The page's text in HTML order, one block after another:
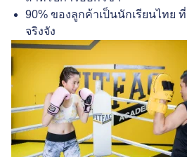
90% ของลูกค้าเป็นนักเรียนไทย
จริงจัง